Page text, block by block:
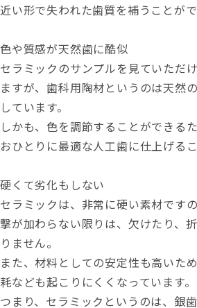
近い形で失われた歯質を補う ことが
色や質感が天然歯に酷似
セラミックのサンプルを見ていただ
ますが、歯科用陶材というのは天然
しています。
しかも、色を調節することができる
おひとりに最適な人工歯に仕上げるこ
硬くて劣化もしない
セラミックは、 非常に硬い素材です
撃が加わらない限りは、欠けたり、
りません。
また、材料としての安定性も高いた
耗なども起こりにくく なっています。
つまり、セラミックというのは、銀